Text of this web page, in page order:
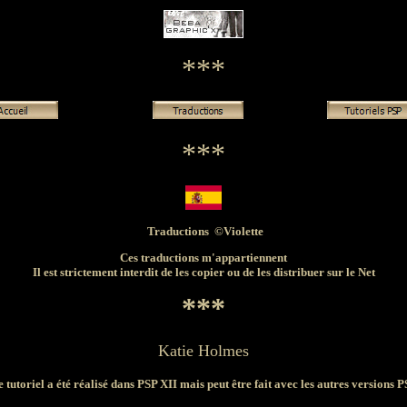
***
***
Traductions ©Violette
Ces traductions m'appartiennent
Il est strictement interdit de les copier ou de les distribuer sur le Net
***
Katie Holmes
tutoriel a été réalisé dans PSP XII mais peut être fait avec les autres versions